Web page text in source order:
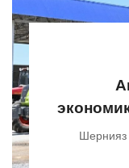
Шернияз